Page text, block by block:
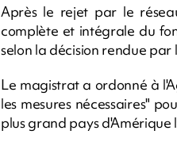
Après le rejet par le
complète et intégrale du
selon la décision rendue par
Le magistrat a ordonné à
les mesures nécessaires"
plus grand pays d'Amérique